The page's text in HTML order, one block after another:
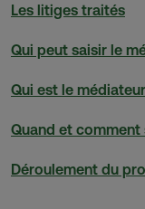
Les litiges traités
Qui peut saisir le
Qui est le
Quand et comment
Déroulement du